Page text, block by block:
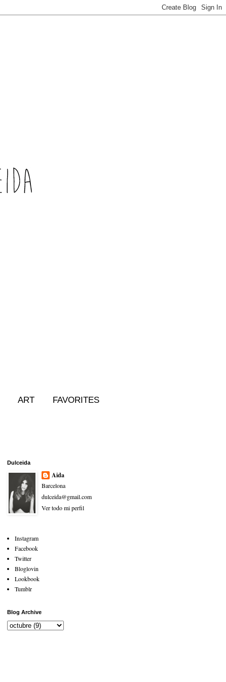
ART FAVORITES
Dulceida
Aida
Barcelona
dulceida@gmail.com
Ver todo mi perfil
Instagram
Facebook
Twitter
Bloglovin
Lookbook
Tumblr
Blog Archive